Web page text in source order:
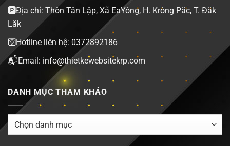
🅿️Địa chỉ: Thôn Tân Lập, Xã EaYông, H. Krông Păc, T. Đăk
Lăk
🛜Hotline liên hệ: 0372892186
📬Email: info@thietkewebsitekrp.com
DANH MỤC THAM KHẢO
DANH